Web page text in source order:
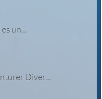
un...
Diver...